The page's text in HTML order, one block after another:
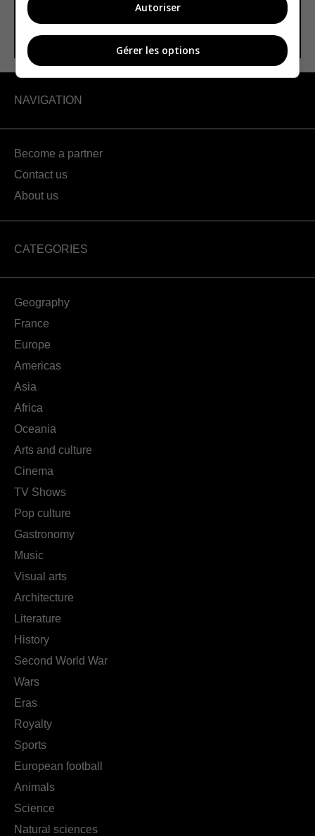
SUBSCRIBE
NAVIGATION
Become a partner
Contact us
About us
CATEGORIES
Geography
France
Europe
Americas
Asia
Africa
Oceania
Arts and culture
Cinema
TV Shows
Pop culture
Gastronomy
Music
Visual arts
Architecture
Literature
History
Second World War
Wars
Eras
Royalty
Sports
European football
Animals
Science
Natural sciences
Autoriser
Gérer les options